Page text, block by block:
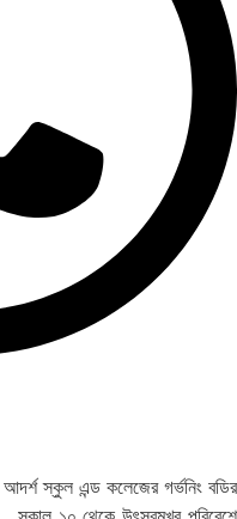
স্কুল এন্ড কলেজের গর্ভনিং বডির